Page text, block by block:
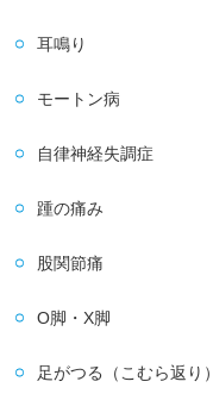
耳鳴り
モートン病
自律神経失調症
踵の痛み
股関節痛
O脚・X脚
足がつる（こむら返り）